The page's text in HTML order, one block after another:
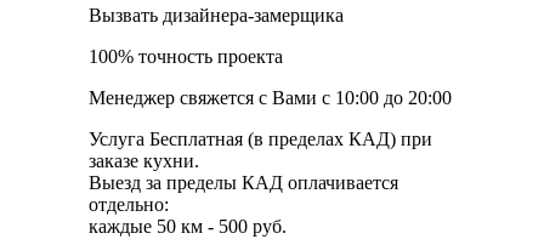
Вызвать дизайнера-замерщика
100% точность проекта
Менеджер свяжется с Вами с 10:00 до 20:00
Услуга Бесплатная (в пределах КАД) при
заказе кухни.
Выезд за пределы КАД оплачивается
отдельно:
каждые 50 км - 500 руб.